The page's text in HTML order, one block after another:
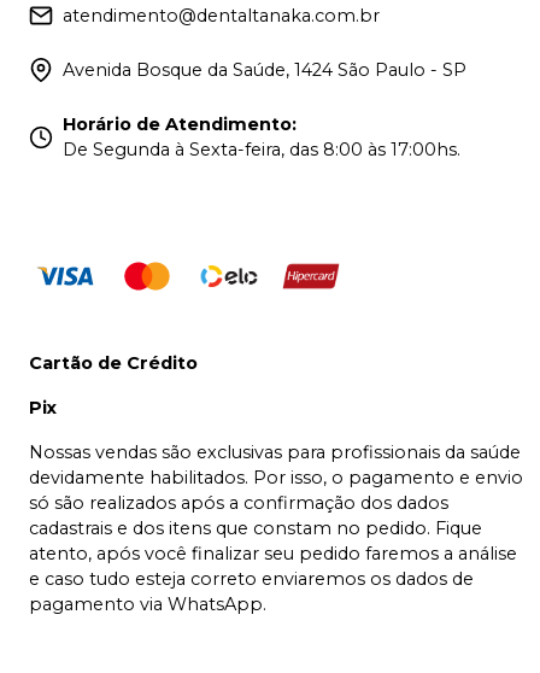
atendimento@dentaltanaka.com.br
Avenida Bosque da Saúde, 1424 São Paulo - SP
Horário de Atendimento:
De Segunda à Sexta-feira, das 8:00 às 17:00hs.
Cartão de Crédito
Pix
Nossas vendas são exclusivas para profissionais da saúde
devidamente habilitados. Por isso, o pagamento e envio
só são realizados após a confirmação dos dados
cadastrais e dos itens que constam no pedido. Fique
atento, após você finalizar seu pedido faremos a análise
e caso tudo esteja correto enviaremos os dados de
pagamento via WhatsApp.